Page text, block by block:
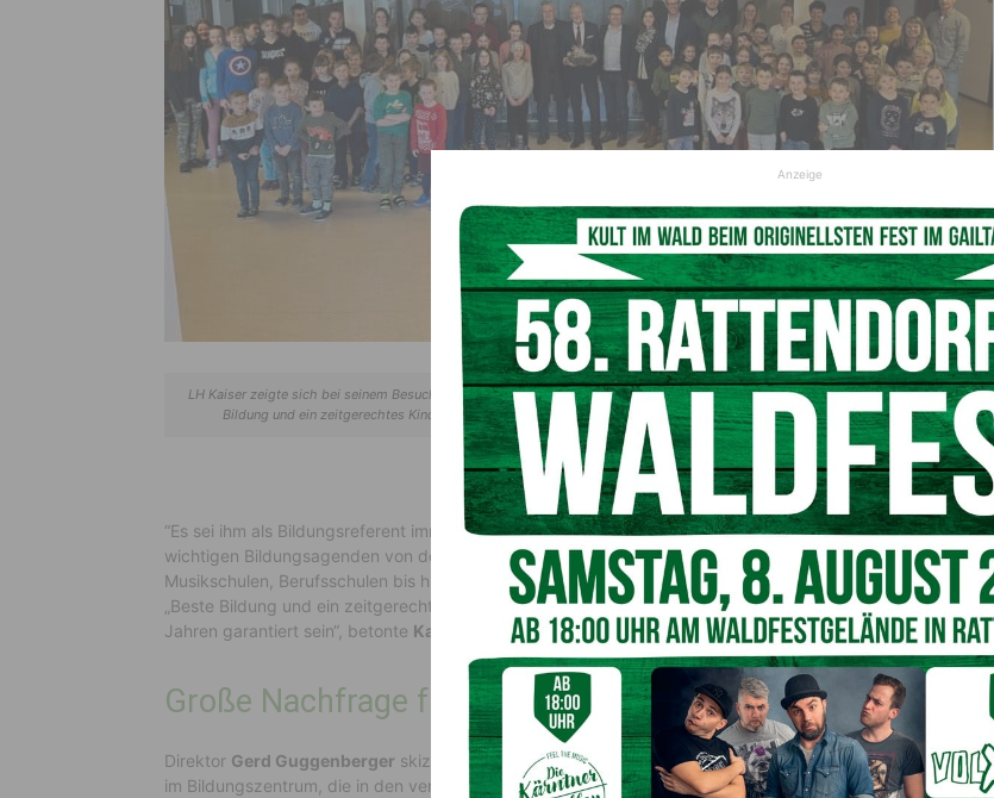
LH Kaiser zeigte sich bei seinem Besuch im Lesachtal über die positiven Entwicklungen des Vorzeigemodels begeistert: „Beste
Bildung und ein zeitgerechtes Kinderbetreuungsangebot am Land muss auch in den nächsten Jahren garantiert sein“
© SPÖ Hermagor
“Es sei ihm als Bildungsreferent immer besonders wichtig gewesen, im Zuge der Regierungsbildung alle
wichtigen Bildungsagenden von der Elementarbildung, über Pflichtschulen, Weiterbildende Schulen,
Musikschulen, Berufsschulen bis hin zu den Universitäten in einem Bildungsreferat zu vereinen“, soKaiser
„Beste Bildung und ein zeitgerechtes Kinderbetreuungsangebot am Land muss auch in den nächsten
Jahren garantiert sein“, betonte Kaiser.
Große Nachfrage für die Nachmittagsbetreuung
Direktor Gerd Guggenberger skizzierte in seinen Begrüßungsworten die ständigen Weiterentwicklungen
im Bildungszentrum, die in den vergangenen Jahren organisiert wurden. „Wir freuen uns über die
Anzeige